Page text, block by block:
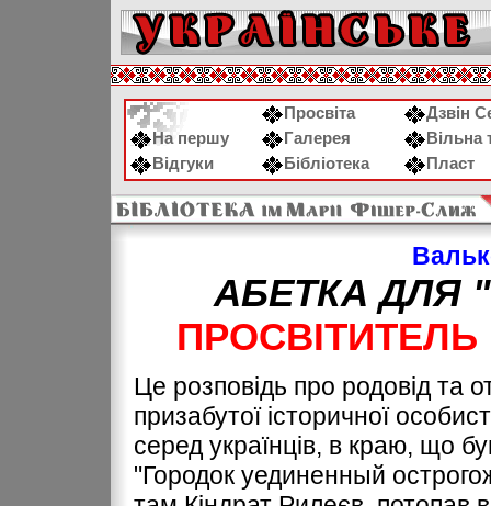
Просвіта
Дзвін
На першу
Галерея
Вільна
Відгуки
Бібліотека Пласт
АБЕТКА ДЛЯ
ПРОСВІТИТЕЛЬ
Це розповідь про родовід та
призабутої історичної
серед українців, в краю, що
"Городок уединенный